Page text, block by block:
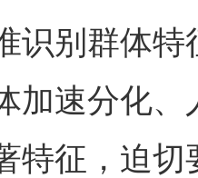
别群体特
加速分化
特征，迫切